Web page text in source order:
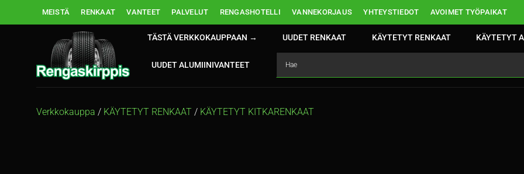
MEISTÄ RENKAAT VANTEET PALVELUT RENGASHOTELLI VANNEKORJAUS YHTEYSTIEDOT AVOIMET TYÖPAIKAT
TÄSTÄ VERKKOKAUPPAAN → UUDET RENKAAT KÄYTETYT RENKAAT KÄYTETYT
UUDET ALUMIINIVANTEET
Verkkokauppa / KÄYTETYT RENKAAT / KÄYTETYT KITKARENKAAT